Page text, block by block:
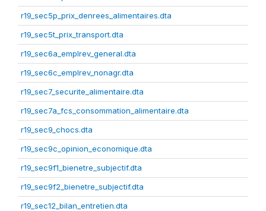
r19_sec5p_prix_denrees_alimentaires.dta
r19_sec5t_prix_transport.dta
r19_sec6a_emplrev_general.dta
r19_sec6c_emplrev_nonagr.dta
r19_sec7_securite_alimentaire.dta
r19_sec7a_fcs_consommation_alimentaire.dta
r19_sec9_chocs.dta
r19_sec9c_opinion_economique.dta
r19_sec9f1_bienetre_subjectif.dta
r19_sec9f2_bienetre_subjectif.dta
r19_sec12_bilan_entretien.dta